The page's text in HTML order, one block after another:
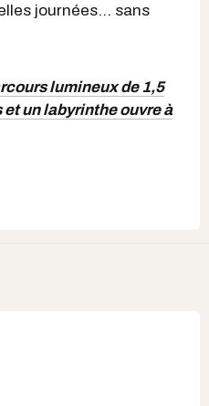
journées... sans
lumineux de 1,5
un labyrinthe ouvre à